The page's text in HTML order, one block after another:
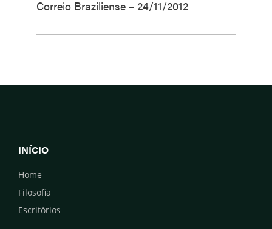
Correio Braziliense – 24/11/2012
INÍCIO
Home
Filosofia
Escritórios